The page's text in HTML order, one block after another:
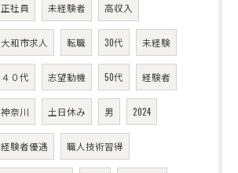
正社員 未経験者 高収入
大和市求人 転職 30代 未経験
４０代 志望動機 50代 経験者
神奈川 土日休み 男 2024
経験者優遇 職人技術習得